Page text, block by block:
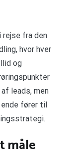
rejse fra den
hvor hver
og
leads, men
fører til
måle